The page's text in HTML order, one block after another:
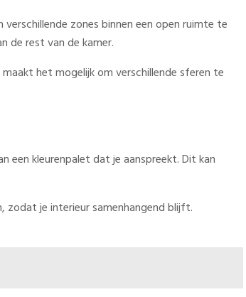
zones binnen een open ruimte te
de rest van de kamer.
het mogelijk om verschillende sferen te
een kleurenpalet dat je aanspreekt. Dit kan
zodat je interieur samenhangend blijft.